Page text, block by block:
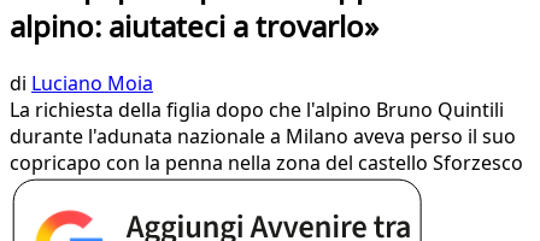
alpino: aiutateci a trovarlo»
di Luciano Moia
La richiesta della figlia dopo che l'alpino Bruno Quintili
durante l'adunata nazionale a Milano aveva perso il suo
copricapo con la penna nella zona del castello Sforzesco